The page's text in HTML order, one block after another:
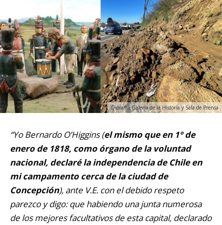
Diorama Galería de la Historia y Sala de Prensa
“Yo Bernardo O’Higgins (el mismo que en 1º de
enero de 1818, como órgano de la voluntad
nacional, declaré la independencia de Chile en
mi campamento cerca de la ciudad de
Concepción), ante V.E. con el debido respeto
parezco y digo: que habiendo una junta numerosa
de los mejores facultativos de esta capital, declarado